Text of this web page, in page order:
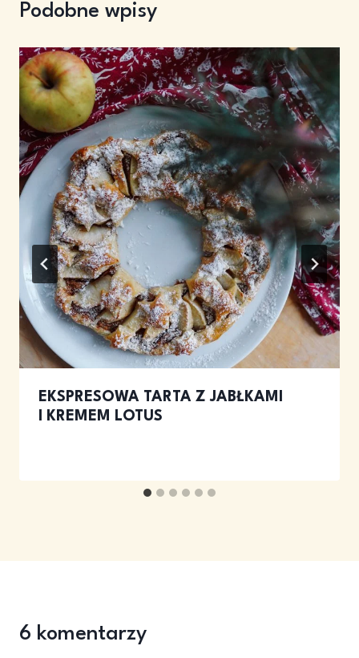
Podobne wpisy
EKSPRESOWA TARTA Z JABŁKAMI
I KREMEM LOTUS
6 komentarzy